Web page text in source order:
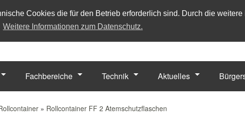
Cookies die für den Betrieb erforderlich sind. Durch die
Weitere Informationen zum Datenschutz.
Fachbereiche Technik Aktuelles
» Rollcontainer FF 2 Atemschutzflaschen